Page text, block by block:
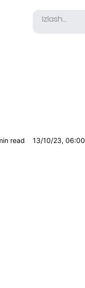
read 13/10/23, 06:00